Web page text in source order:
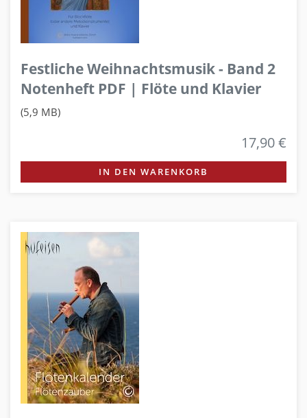
Festliche Weihnachtsmusik - Band 2
Notenheft PDF | Flöte und Klavier
(5,9 MB)
17,90 €
IN DEN WARENKORB